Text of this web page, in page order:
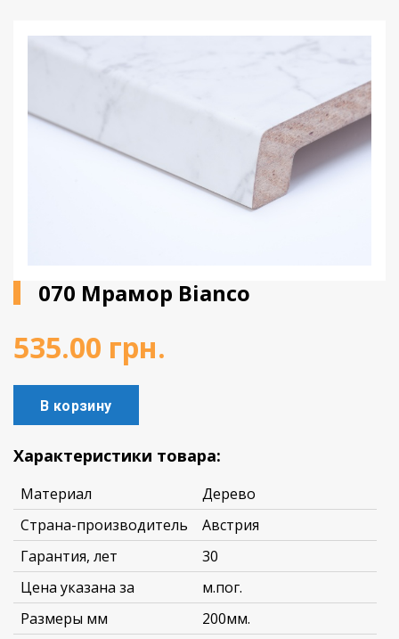
070 Мрамор Bianco
535.00 грн.
В корзину
Характеристики товара:
Материал
Дерево
Страна-производитель
Австрия
Гарантия, лет
30
Цена указана за
м.пог.
Размеры мм
200мм.
Пробковый пол